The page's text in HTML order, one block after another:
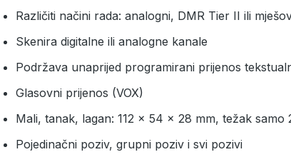
Različiti načini rada: analogni, DMR Tier II ili
Skenira digitalne ili analogne kanale
Podržava unaprijed programirani prijenos
Glasovni prijenos (VOX)
Mali, tanak, lagan: 112 x 54 x 28 mm, težak samo
Pojedinačni poziv, grupni poziv i svi pozivi